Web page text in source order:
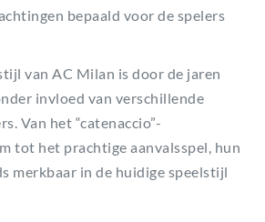
bepaald voor de spelers
van AC Milan is door de jaren
invloed van verschillende
Van het “catenaccio”-
tot het prachtige aanvalsspel, hun
merkbaar in de huidige speelstijl